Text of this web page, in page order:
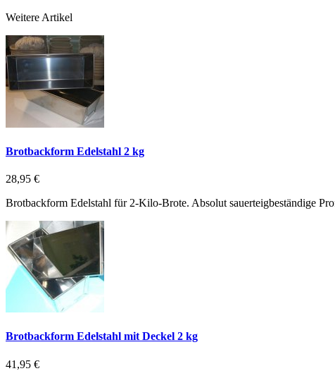
Weitere Artikel
Brotbackform Edelstahl 2 kg
28,95 €
Brotbackform Edelstahl für 2-Kilo-Brote. Absolut sauerteigbeständige
Brotbackform Edelstahl mit Deckel 2 kg
41,95 €